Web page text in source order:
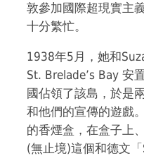
敦參加國際超現實主
十分繁忙。
1938年5月，她和
St. Brelade’s Bay 安
國佔領了該島，於是
和他們的宣傳的遊戲
的香煙盒，在盒子上
(無止境)這個和德文